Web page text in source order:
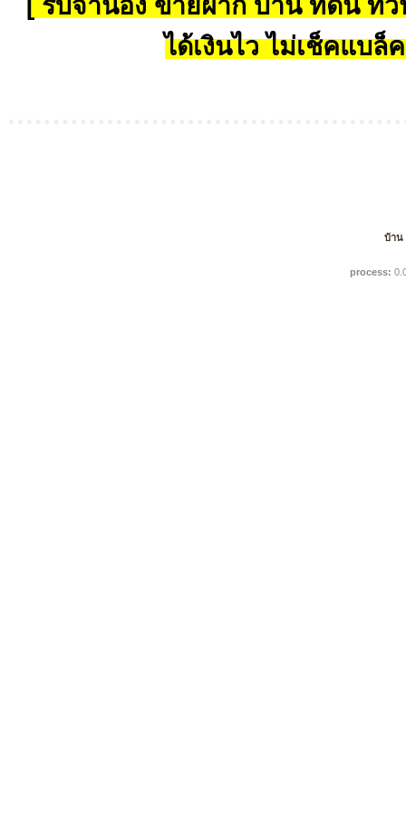
ได้เงินไว ไม่เช็คแบล็
บ้าน
process: